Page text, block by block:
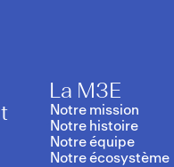
La M3E
Notre mission
Notre histoire
Notre équipe
Notre écosystème